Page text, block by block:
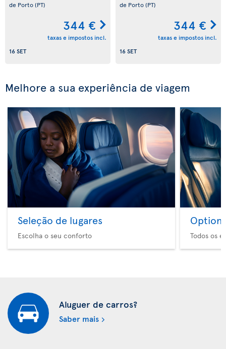
de Porto(PT)
344 €
taxas e impostos incl.
16 SET
de Porto(PT)
344 €
taxas e impostos incl.
16 SET
Melhore a sua experiência de viagem
Seleção de lugares
Escolha o seu conforto
Option
Todos os
Aluguer de carros?
Saber mais